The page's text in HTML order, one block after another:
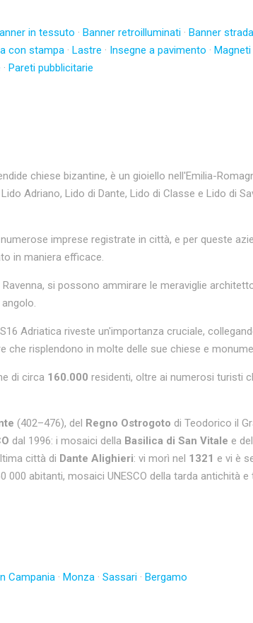
in tessuto · Banner retroilluminati · Banner
con stampa · Lastre · Insegne a pavimento · Magneti
· Pareti pubblicitarie
chiese bizantine, è un gioiello nell'Emilia-
Adriano, Lido di Dante, Lido di Classe e Lido di
imprese registrate in città, e per queste
in maniera efficace.
Ravenna, si possono ammirare le meraviglie
Adriatica riveste un'importanza cruciale,
risplendono in molte delle sue chiese e
di circa 160.000 residenti, oltre ai numerosi turisti
(402–476), del Regno Ostrogoto di Teodorico il
dal 1996: i mosaici della Basilica di San Vitale e del
città di Dante Alighieri: vi morì nel 1321 e vi è
abitanti, mosaici UNESCO della tarda antichità
Campania · Monza · Sassari · Bergamo